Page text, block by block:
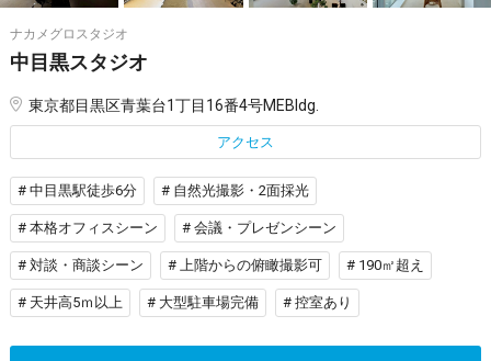
ナカメグロスタジオ
中目黒スタジオ
東京都目黒区青葉台1丁目16番4号MEBldg.
アクセス
# 中目黒駅徒歩6分 # 自然光撮影・2面採光
# 本格オフィスシーン # 会議・プレゼンシーン
# 対談・商談シーン # 上階からの俯瞰撮影可 # 190㎡超え
# 天井高5ｍ以上 # 大型駐車場完備 # 控室あり